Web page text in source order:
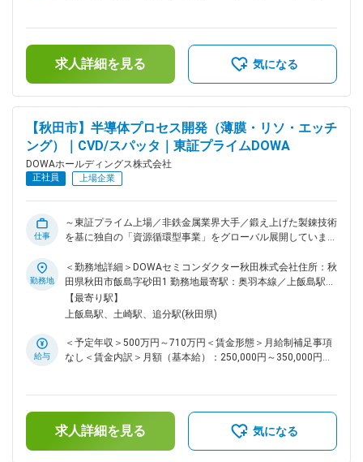
業の3本柱です。半導体事業は素材部門ではGa、In地金など、
化合物部門ではガリウムヒ素基板を、オプト部門では赤外、深
紫外LEDを扱っております。また、電子材料事業は太陽電池の
電極に使用される銀粉、ボタン電池用の酸化銀などの材料を扱
イト粉、還元鉄粉、複合酸化物粉（燃料電池材料）などの磁性
材料を扱っております。 ■同社の特徴・魅力：鍛え上げた製錬
技術を駆使し循環型事業を展開しています。1884年に非鉄金
属の鉱山・製錬会社として創業しました。そこで産出される
「黒鉱」は金銀以外に不純物も多く製錬が非常に困難でした
が、苦心の末に複数の有価金属を余さず回収する技術を開発。
同じく製錬の過程で生まれる不純物の処理技術の延長線上で、
産業廃棄物・土壌浄化事業を国内外で展開しています。また取
もしています。太陽電池向け表面電極用の銀粉、スマートフォ
ン向け近接センサー用の赤外LED等の分野で世界トップクラス
のシェア製品を実現していますDOWAグループは、環境リサイ
クル、精錬、電子材料、金属加工、熱処理等多岐にわたる製
品・サービスを提供しています。グループ全体の収益源となる
マーケットが多様化されており強固な事業基盤を実現していま
す。 変更の範囲：会社の定める業務
る可能性があります。月給(月額)は固定手当を含めた表記で
す。
求人詳細を見る 気になる
【秋田市】半導体プロセス開発（薄膜・リソ・エッチ
ング）｜CVD/スパッタ｜東証プライムDOWA
DOWAホールディングス株式会社
正社員 上場企業
仕事
～東証プライム上場／非鉄金属業界大手／鍛え上げた製錬技術
を基に独自の「資源循環型事業」をグローバル展開しています
板上に、フォトリソ装置・CVD・スパッタ・蒸着等の薄膜形成
装置・接合装置・エッチング装置を用いてオプトデバイスを作
りこむ工程のプロセス開発を業務をご担当いただきます。電極
材料検討・電極構造の設計やチップ切断等の技術開発、オプト
方：残業時間は月平均20時間程度です。 ■秋田市で働く魅力：
秋田市は秋田県のほぼ中央部に位置する人口29万人弱を誇る
主要ターミナルとなる秋田駅を中心として便利な市街地が広が
っています。また市内には秋田新幹線やJR 各線などの交通網
が充実する他、空の玄関口となる「秋田空港」も立地。「秋田
空港」より飛行機を使って、東京の羽田空港まで約１時間、大
勤務地
＜勤務地詳細＞DOWAセミコンダクター秋田株式会社住所：秋
田県秋田市飯島字砂田1 勤務地最寄駅：奥羽本線／上飯島駅受
動喫煙対策：屋内全面禁煙変更の範囲：会社の定める事業所
（リモートワーク含む）
【最寄り駅】
上飯島駅、土崎駅、追分駅(秋田県)
給与
＜予定年収＞500万円～710万円＜賃金形態＞月給制補足事項
なし＜賃金内訳＞月額（基本給）：250,000円～350,000円＜
る可能性があります。月給(月額)は固定手当を含めた表記で
す。
求人詳細を見る 気になる